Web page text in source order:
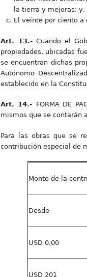
la tierra y mejoras; y,
El veinte por ciento a
Art. 13.-Cuando el
propiedades, ubicadas
se encuentran dichas
Autónomo
establecido en la
Art. 14.- FORMA DE
mismos que se contarán
Para las obras que se
contribución especial de
Monto de la
Desde
USD 0,00
USD 201